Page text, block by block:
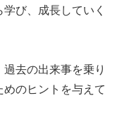
び、成長していく
去の出来事を乗り
のヒントを与えて